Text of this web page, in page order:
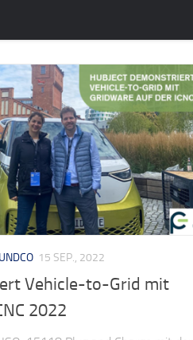
15 SEP., 2022
Vehicle-to-Grid mit
2022